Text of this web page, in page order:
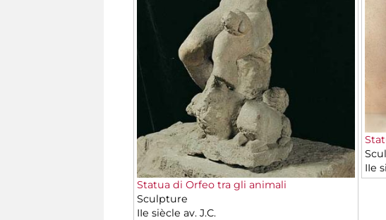
Statua di Orfeo tra gli animali
Sculpture
IIe siècle av. J.C.
IIe